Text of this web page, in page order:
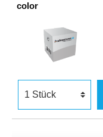
color